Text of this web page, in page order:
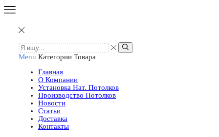
Menu Категории Товара
Главная
О Компании
Установка Нат. Потолков
Производство Потолков
Новости
Статьи
Доставка
Контакты